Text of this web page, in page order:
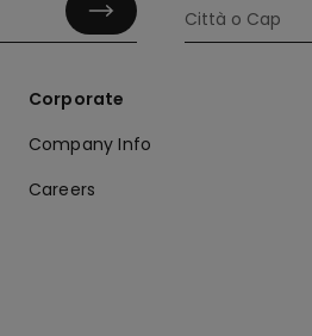
Corporate
Company Info
Careers